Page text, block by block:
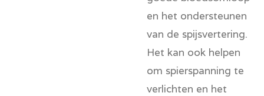
en het ondersteunen
van de spijsvertering.
Het kan ook helpen
om spierspanning te
verlichten en het